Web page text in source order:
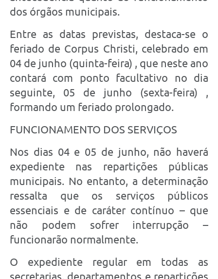
dos órgãos municipais.
Entre as datas previstas, destaca-se o
feriado de Corpus Christi, celebrado em
04 de junho (quinta-feira) , que neste ano
contará com ponto facultativo no dia
seguinte, 05 de junho (sexta-feira) ,
formando um feriado prolongado.
FUNCIONAMENTO DOS SERVIÇOS
Nos dias 04 e 05 de junho, não haverá
expediente nas repartições públicas
municipais. No entanto, a determinação
ressalta que os serviços públicos
essenciais e de caráter contínuo – que
não podem sofrer interrupção –
funcionarão normalmente.
O expediente regular em todas as
secretarias, departamentos e repartições